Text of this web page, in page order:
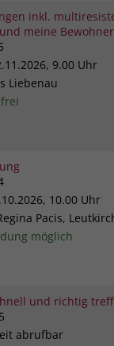
inkl.
meine
9.00 Uhr
Liebenau
10.00 Uhr
Pacis,
möglich
und richtig
abrufbar